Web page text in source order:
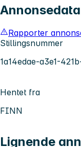
Annonsedata
Rapporter
Stillingsnummer
1a14edae-a3e1-
Hentet fra
FINN
Lignende